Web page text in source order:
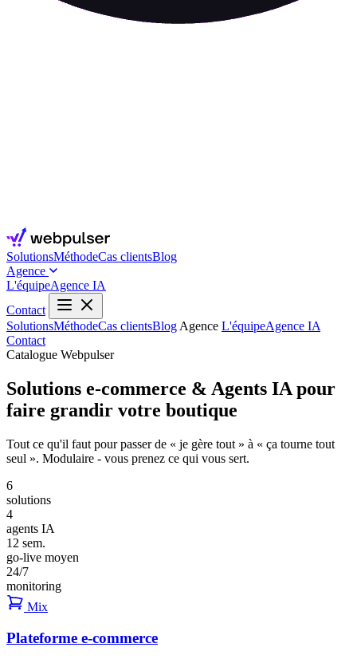
SolutionsMéthodeCas clientsBlog
Agence
L'équipeAgence IA
Contact
SolutionsMéthodeCas clientsBlog Agence L'équipeAgence IA
Contact
Catalogue Webpulser
Solutions e-commerce & Agents IA pour
faire grandir votre boutique
Tout ce qu'il faut pour passer de « je gère tout » à « ça tourne tout
seul ». Modulaire - vous prenez ce qui vous sert.
6
solutions
4
agents IA
12 sem.
go-live moyen
24/7
monitoring
Mix
Plateforme e-commerce